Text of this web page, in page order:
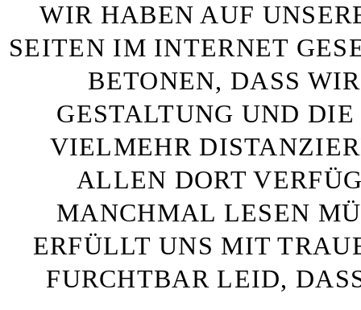
WIR HABEN AUF
SEITEN IM INTERNET
BETONEN, DASS
GESTALTUNG UND
VIELMEHR
ALLEN DORT
MANCHMAL LESEN
ERFÜLLT UNS MIT
FURCHTBAR LEID,